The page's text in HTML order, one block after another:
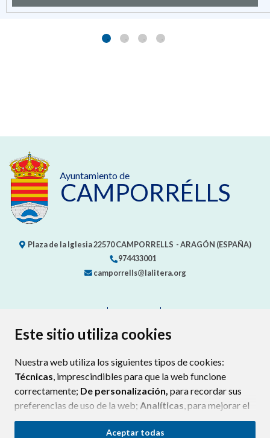
Este sitio utiliza cookies
Nuestra web utiliza los siguientes tipos de cookies:
Técnicas, imprescindibles para que la web funcione
correctamente; De personalización, para recordar sus
preferencias de uso de la web; Analíticas, para mejorar el
funcionamiento de la web y sus servicios.
Aceptar todas
Ayuntamiento de
CAMPORRÉLLS
Plaza de la Iglesia22570 CAMPORRELLS - ARAGÓN (ESPAÑA)
974433001
camporrells@lalitera.org
PROTECCIÓN DE DATOS
POLÍTICA DE COOKIES